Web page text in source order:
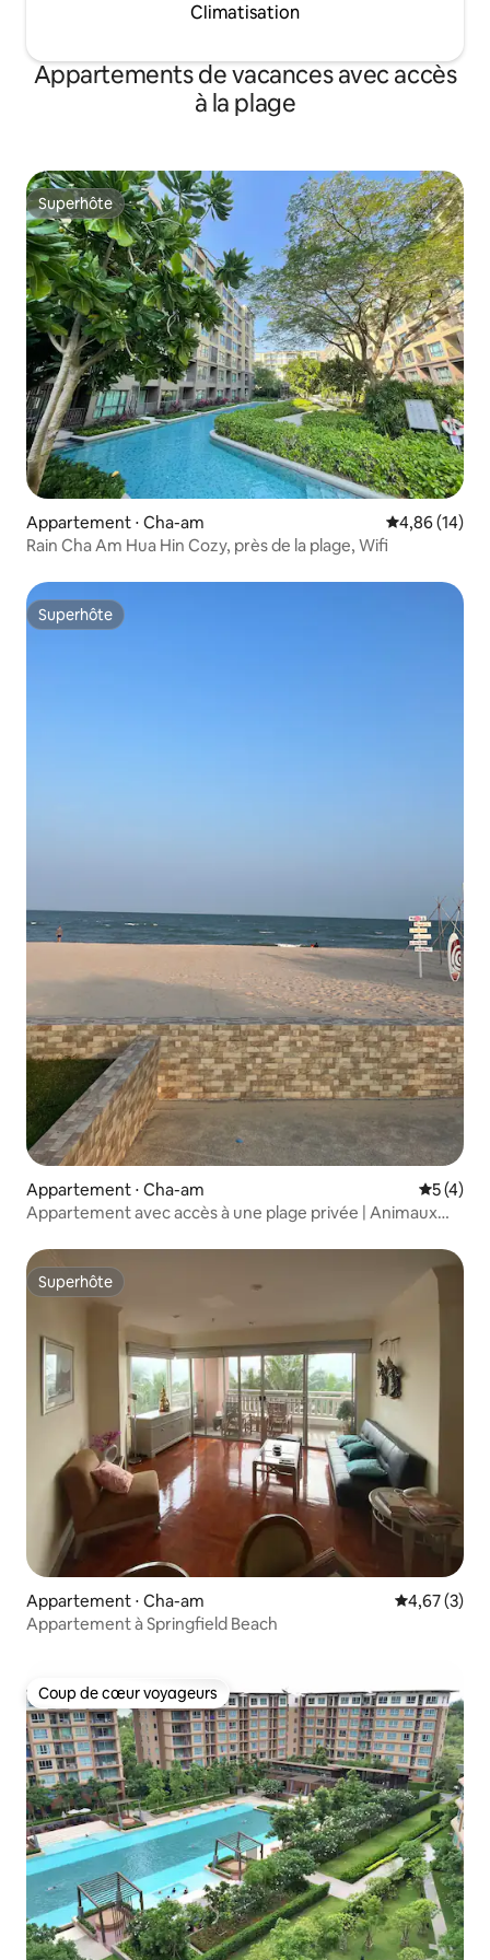
Climatisation
Appartements de vacances avec accès
à la plage
Superhôte
Superhôte
Appartement ⋅ Cha-am Évaluation
4,86 (14)
Rain Cha Am Hua Hin Cozy, près de la plage, Wifi
Superhôte
Superhôte
Appartement ⋅ Cha-am
5 (4)
Appartement avec accès à une plage privée | Animaux
Superhôte
Superhôte
Appartement ⋅ Cha-am Évaluation
4,67 (3)
Appartement à Springfield Beach
Coup de cœur voyageurs
Coup de cœur voyageurs